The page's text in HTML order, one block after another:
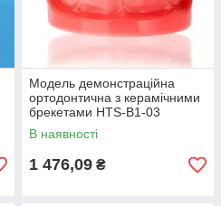
Модель демонстраційна
ортодонтична з керамічними
брекетами HTS-B1-03
В наявності
1 476,09 ₴